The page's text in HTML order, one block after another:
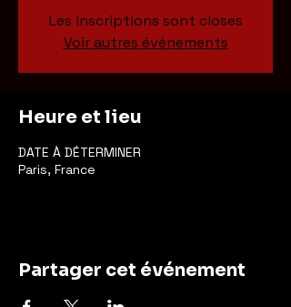
Les inscriptions sont closes
Voir autres événements
Heure et lieu
DATE À DÉTERMINER
Paris, France
Partager cet événement